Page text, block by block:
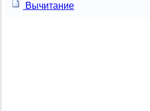
Вычитание